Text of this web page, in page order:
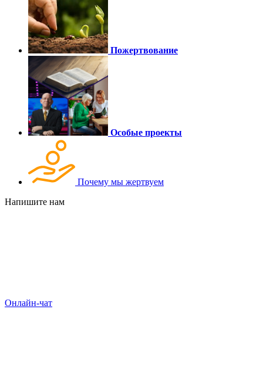
Пожертвование
Особые проекты
Почему мы жертвуем
Напишите нам
Онлайн-чат